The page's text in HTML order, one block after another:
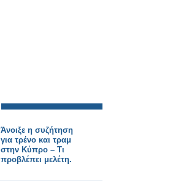
Άνοιξε η συζήτηση
για τρένο και τραμ
στην Κύπρο – Τι
προβλέπει μελέτη.